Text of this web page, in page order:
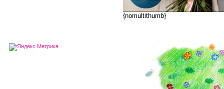
{nomultithumb}